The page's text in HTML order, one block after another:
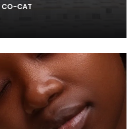
CAT